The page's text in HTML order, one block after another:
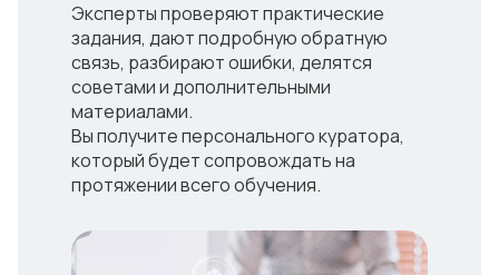
Эксперты проверяют практические
задания, дают подробную обратную
связь, разбирают ошибки, делятся
советами и дополнительными
материалами.
Вы получите персонального куратора,
который будет сопровождать на
протяжении всего обучения.